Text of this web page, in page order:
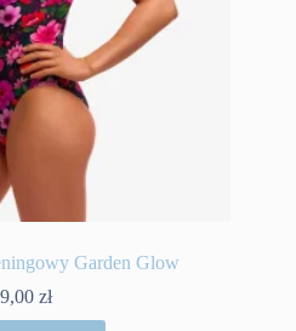
Garden Glow
zł